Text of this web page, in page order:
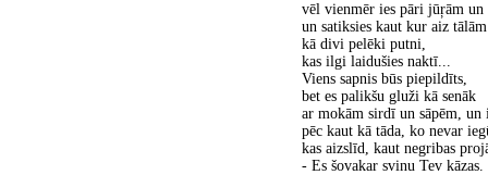
vēl vienmēr ies pāri jūŗām un
un satiksies kaut kur aiz
kā divi pelēki putni,
kas ilgi laidušies naktī...
Viens sapnis būs piepildīts,
bet es palikšu gluži kā senāk
ar mokām sirdī un sāpēm, un
pēc kaut kā tāda, ko nevar
kas aizslīd, kaut negribas
- Es šovakar svinu Tev kāzas.